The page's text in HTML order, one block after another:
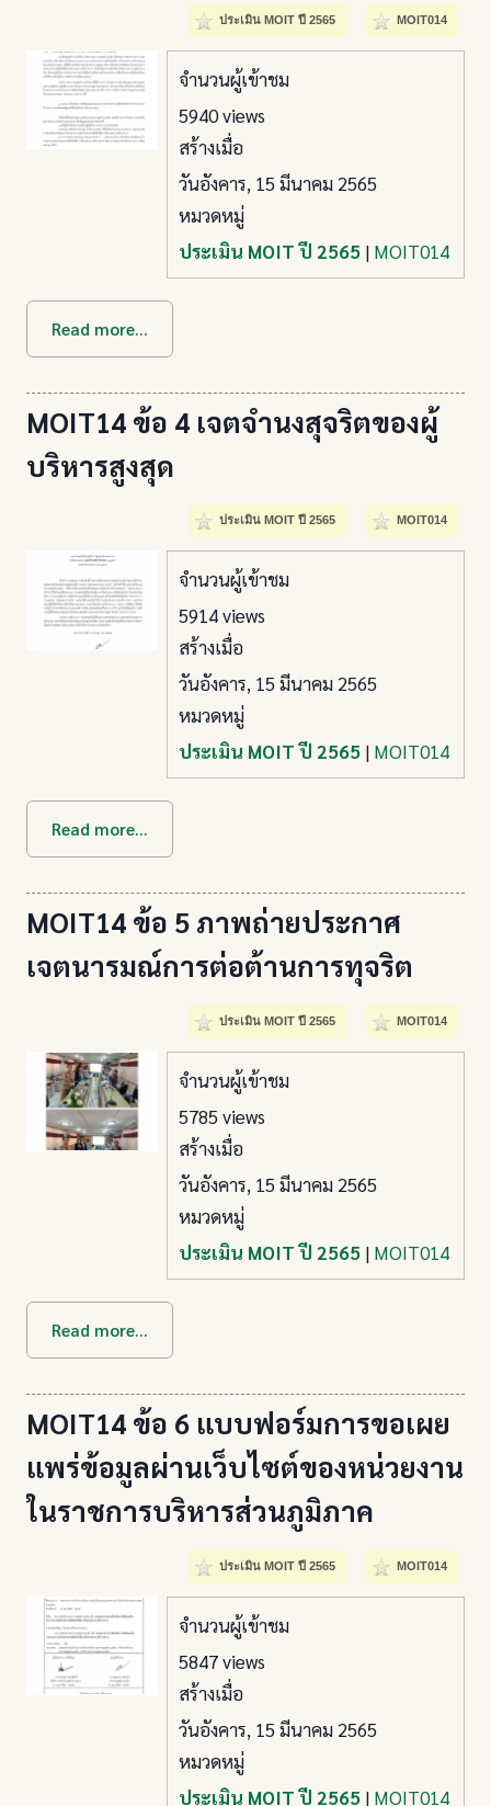
MOIT014
ประเมิน MOIT ปี 2565
จำนวนผู้เข้าชม
5940 views
สร้างเมื่อ
วันอังคาร, 15 มีนาคม 2565
หมวดหมู่
ประเมิน MOIT ปี 2565 | MOIT014
Read more...
MOIT14 ข้อ 4 เจตจำนงสุจริตของผู้
บริหารสูงสุด
MOIT014
ประเมิน MOIT ปี 2565
จำนวนผู้เข้าชม
5914 views
สร้างเมื่อ
วันอังคาร, 15 มีนาคม 2565
หมวดหมู่
ประเมิน MOIT ปี 2565 | MOIT014
Read more...
MOIT14 ข้อ 5 ภาพถ่ายประกาศ
เจตนารมณ์การต่อต้านการทุจริต
MOIT014
ประเมิน MOIT ปี 2565
จำนวนผู้เข้าชม
5785 views
สร้างเมื่อ
วันอังคาร, 15 มีนาคม 2565
หมวดหมู่
ประเมิน MOIT ปี 2565 | MOIT014
Read more...
MOIT14 ข้อ 6 แบบฟอร์มการขอเผย
แพร่ข้อมูลผ่านเว็บไซต์ของหน่วยงาน
ในราชการบริหารส่วนภูมิภาค
MOIT014
ประเมิน MOIT ปี 2565
จำนวนผู้เข้าชม
5847 views
สร้างเมื่อ
วันอังคาร, 15 มีนาคม 2565
หมวดหมู่
ประเมิน MOIT ปี 2565 | MOIT014